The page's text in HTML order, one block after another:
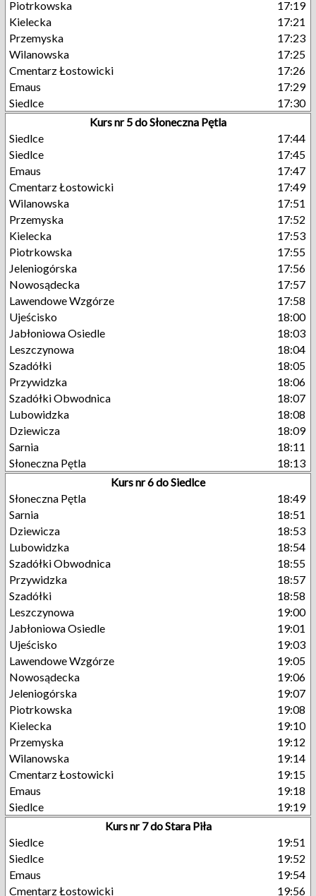
Piotrkowska
17:19
Kielecka
17:21
Przemyska
17:23
Wilanowska
17:25
Cmentarz Łostowicki
17:26
Emaus
17:29
Siedlce
17:30
Kurs nr 5 do Słoneczna Pętla
Siedlce
17:44
Siedlce
17:45
Emaus
17:47
Cmentarz Łostowicki
17:49
Wilanowska
17:51
Przemyska
17:52
Kielecka
17:53
Piotrkowska
17:55
Jeleniogórska
17:56
Nowosądecka
17:57
Lawendowe Wzgórze
17:58
Ujeścisko
18:00
Jabłoniowa Osiedle
18:03
Leszczynowa
18:04
Szadółki
18:05
Przywidzka
18:06
Szadółki Obwodnica
18:07
Lubowidzka
18:08
Dziewicza
18:09
Sarnia
18:11
Słoneczna Pętla
18:13
Kurs nr 6 do Siedlce
Słoneczna Pętla
18:49
Sarnia
18:51
Dziewicza
18:53
Lubowidzka
18:54
Szadółki Obwodnica
18:55
Przywidzka
18:57
Szadółki
18:58
Leszczynowa
19:00
Jabłoniowa Osiedle
19:01
Ujeścisko
19:03
Lawendowe Wzgórze
19:05
Nowosądecka
19:06
Jeleniogórska
19:07
Piotrkowska
19:08
Kielecka
19:10
Przemyska
19:12
Wilanowska
19:14
Cmentarz Łostowicki
19:15
Emaus
19:18
Siedlce
19:19
Kurs nr 7 do Stara Piła
Siedlce
19:51
Siedlce
19:52
Emaus
19:54
Cmentarz Łostowicki
19:56